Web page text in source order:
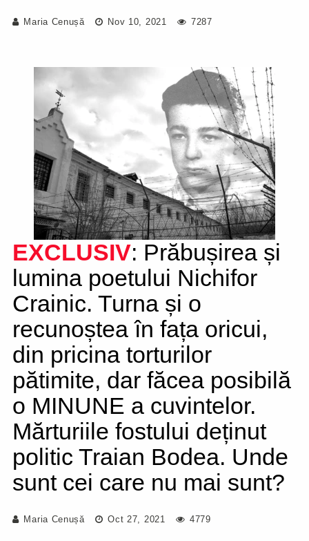
Maria Cenușă Nov 10, 2021 7287
EXCLUSIV: Prăbușirea și
lumina poetului Nichifor
Crainic. Turna și o
recunoștea în fața oricui,
din pricina torturilor
pătimite, dar făcea posibilă
o MINUNE a cuvintelor.
Mărturiile fostului deținut
politic Traian Bodea. Unde
sunt cei care nu mai sunt?
Maria Cenușă Oct 27, 2021 4779